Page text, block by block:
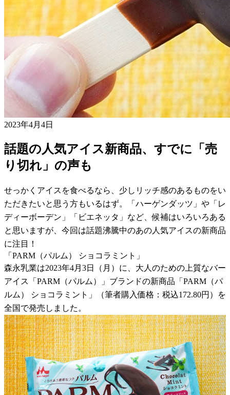
2023年4月4日
話題の人気アイス新商品、すでに「売
り切れ」の声も
せっかくアイスを食べるなら、少しリッチ感のあるものをい
ただきたいと思う方もいるはず。「ハーゲンダッツ」や「レ
ディーボーデン」「ビエネッタ」など、候補はいろいろある
と思いますが、今回は話題沸騰中のあの人気アイスの新商品
に注目！
「PARM（パルム） ショコラミント」
森永乳業は2023年4月3日（月）に、大人のための上質なバー
アイス「PARM（パルム）」ブランドの新商品「PARM（パ
ルム） ショコラミント」（筆者購入価格：税込172.80円）を
全国で発売しました。